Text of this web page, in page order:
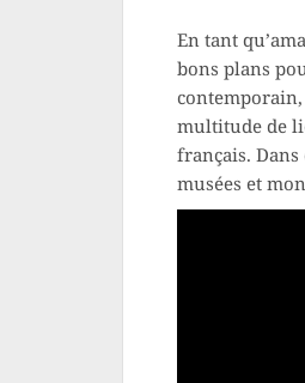
En tant
bons plans
multitude de
français.
musées et